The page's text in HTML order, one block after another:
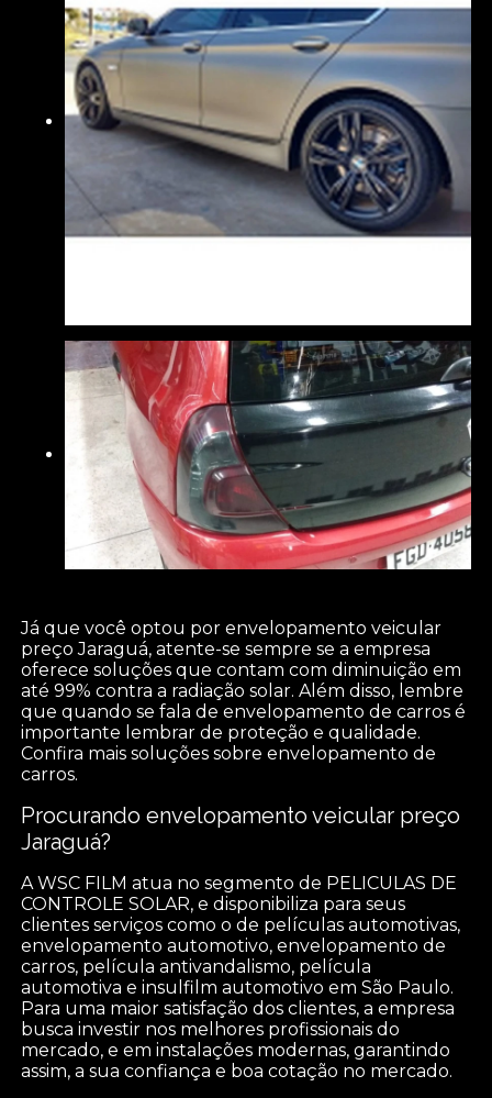
Já que você optou por envelopamento veicular
preço Jaraguá, atente-se sempre se a empresa
oferece soluções que contam com diminuição em
até 99% contra a radiação solar. Além disso, lembre
que quando se fala de envelopamento de carros é
importante lembrar de proteção e qualidade.
Confira mais soluções sobre envelopamento de
carros.
Procurando envelopamento veicular preço
Jaraguá?
A WSC FILM atua no segmento de PELICULAS DE
CONTROLE SOLAR, e disponibiliza para seus
clientes serviços como o de películas automotivas,
envelopamento automotivo, envelopamento de
carros, película antivandalismo, película
automotiva e insulfilm automotivo em São Paulo.
Para uma maior satisfação dos clientes, a empresa
busca investir nos melhores profissionais do
mercado, e em instalações modernas, garantindo
assim, a sua confiança e boa cotação no mercado.